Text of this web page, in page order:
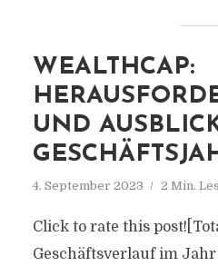
WEALTHCAP:
UND
4. September 2023 2 Min.
Click to rate this
Geschäftsverlauf im